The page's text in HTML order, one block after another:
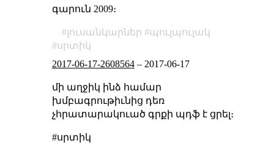
գարուն 2009։
լուսանկարներ
պուլպուլակ
սրտիկ
2017-06-17-2608564– 2017-06-17
մի աղջիկ ինձ համար
խմբագրութիւնից դեռ
չհրատարակուած գրքի պդֆ է ցրել։
#սրտիկ